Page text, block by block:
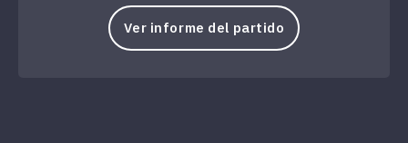
Ver informe del partido